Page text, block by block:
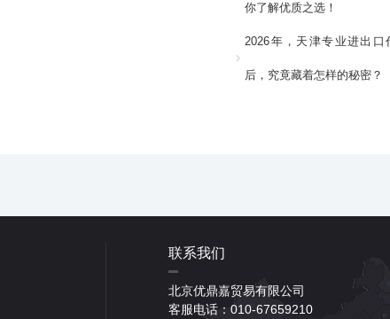
你了解优质之选！
2026年，天津专业进出口
后，究竟藏着怎样的秘密？
联系我们
北京优鼎嘉贸易有限公司
客服电话：010-67659210